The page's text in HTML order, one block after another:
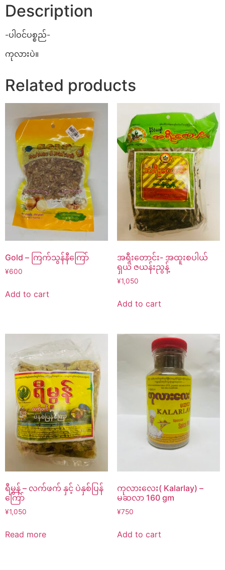
Description
-ပါဝင်ပစ္စည်-
ကုလားပဲ။
Related products
Gold – ကြက်သွန်နီကြော်
¥600
Add to cart
အရီးတောင်း- အထူးစပါယ်
ရှယ် ဇယန်းညွန့်
¥1,050
Add to cart
ရီမွန် – လက်ဖက် နှင့် ပဲနှစ်ပြန်
ကြော်
¥1,050
Read more
ကုလားလေး( Kalarlay) –
မဆလာ 160 gm
¥750
Add to cart